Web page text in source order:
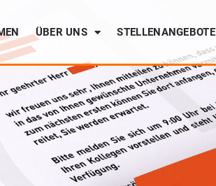
ÜBER UNS STELLENANGEBOTE